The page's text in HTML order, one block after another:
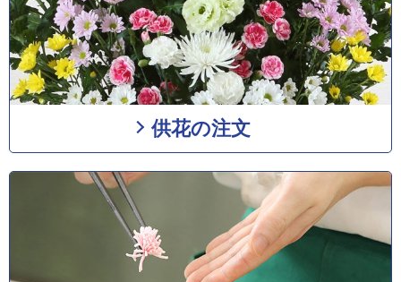
供花の注文